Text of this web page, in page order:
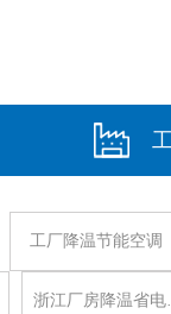
工厂降温节能空调
浙江厂房降温省